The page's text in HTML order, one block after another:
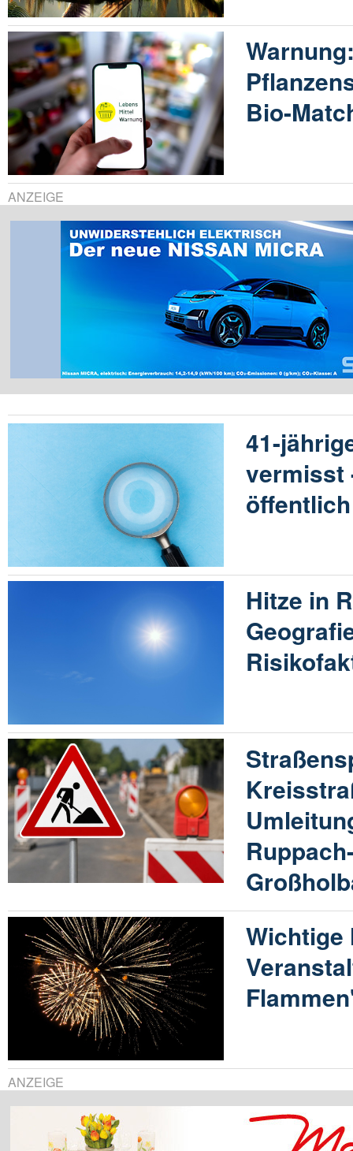
Bio-
ANZEIGE
41-
vermisst
Hitze in
Wichtige
ANZEIGE